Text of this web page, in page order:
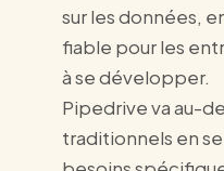
sur les données,
fiable pour les
à se développer.
Pipedrive va au-
traditionnels en